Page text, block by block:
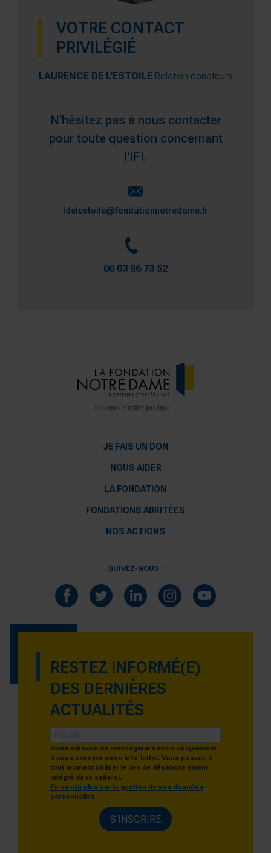
VOTRE CONTACT
PRIVILÉGIÉ
LAURENCE DE L'ESTOILE Relation donateurs
N'hésitez pas à nous contacter
pour toute question concernant
l'IFI.
ldelestoile@fondationnotredame.fr
06 03 86 73 52
JE FAIS UN DON
NOUS AIDER
LA FONDATION
FONDATIONS ABRITÉES
NOS ACTIONS
SUIVEZ-NOUS :
RESTEZ INFORMÉ(E)
DES DERNIÈRES
ACTUALITÉS
Votre adresse de messagerie servira uniquement
à vous envoyer notre info-lettre. Vous pouvez à
tout moment utiliser le lien de désabonnement
intégré dans celle-ci.
En savoir plus sur la gestion de vos données
personnelles.
S'INSCRIRE